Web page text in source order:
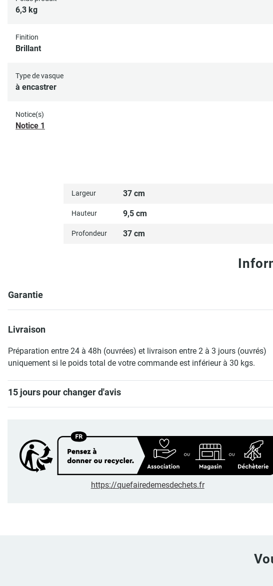
6,3 kg
Finition
Brillant
Type de vasque
à encastrer
Notice(s)
Notice 1
Largeur 37 cm
Hauteur 9,5 cm
Profondeur 37 cm
Garantie
Livraison
Préparation entre 24 à 48h (ouvrées) et livraison entre 2 à 3 jours (ouvrés)
uniquement si le poids total de votre commande est inférieur à 30 kgs.
15 jours pour changer d'avis
https://quefairedemesdechets.fr